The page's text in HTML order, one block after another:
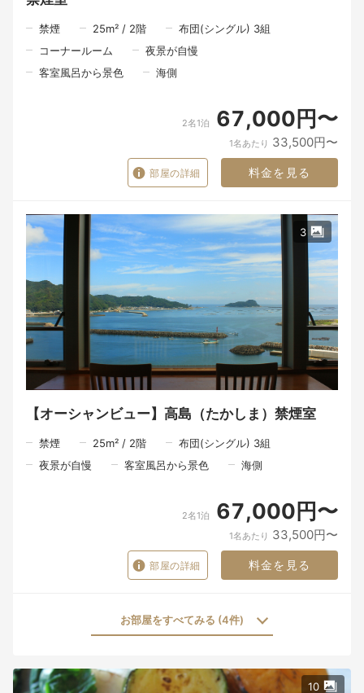
「また帰りたいね」と、いつかふと思い出していただける旅にな
れば、私たちにとってそれ以上の喜びはありません。
限られた時間の中でも、一品一品丁寧にお料理を仕上げるため、
夕食は18時30分、朝食は8時からのご案内となります。
夕食は、その日に届いた北浦の海の幸を中心に、山の恵み、里の
旬を織り交ぜた会席料理をご用意いたします。
食材と向き合う時間。
そして、お客様のもとへ届ける瞬間。
一皿の料理が生まれるまでには、たくさんの人の手と想いが込め
られています。
料理を味わう時間だけではなく、器を手に取る瞬間、大切な方と
の会話、窓の向こうに広がる景色。
そのすべてが重なったとき、食事はただの時間ではなく、旅の大
切な思い出になるのだと私たちは考えています。
朝食は、朝の海を眺めながら、北浦の恵みを感じていただく時間
です。
ここで迎える朝が、旅の記憶の一つとなりますように。
※お食事は皆様同じ時間でのご案内となります。
一品一品を丁寧に仕上げ、心を込めてお届けするため、ご理解い
ただけますと幸いです。
禁煙 25m² / 2階
布団(シングル) 3組
コーナールーム
夜景が自慢
客室風呂から景色
海側
2名1泊 67,000円〜
1名あたり 33,500円〜
部屋の詳細 料金を見る
3
【オーシャンビュー】高島（たかしま）禁煙室
禁煙 25m² / 2階
布団(シングル) 3組
夜景が自慢
客室風呂から景色 海側
2名1泊 67,000円〜
1名あたり 33,500円〜
部屋の詳細 料金を見る
お部屋をすべてみる (4件)
10